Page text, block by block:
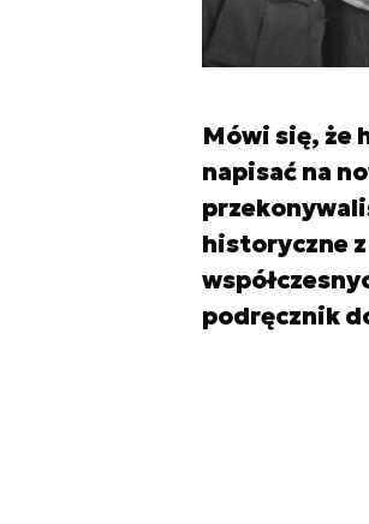
Mówi się, że
napisać na
historyczne
podręcznik